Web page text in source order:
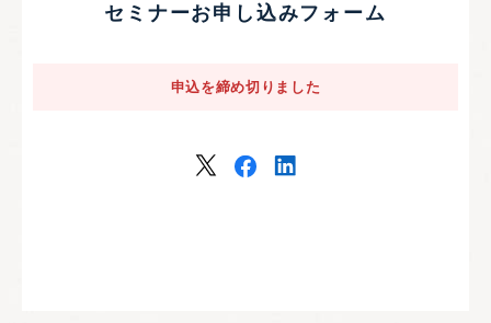
セミナーお申し込みフォーム
申込を締め切りました